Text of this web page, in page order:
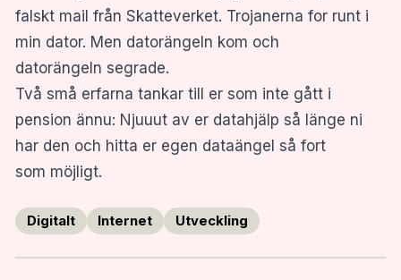
falskt mail från Skatteverket. Trojanerna for runt i
min dator. Men datorängeln kom och
datorängeln segrade.
Två små erfarna tankar till er som inte gått i
pension ännu: Njuuut av er datahjälp så länge ni
har den och hitta er egen dataängel så fort
som möjligt.
Digitalt Internet Utveckling